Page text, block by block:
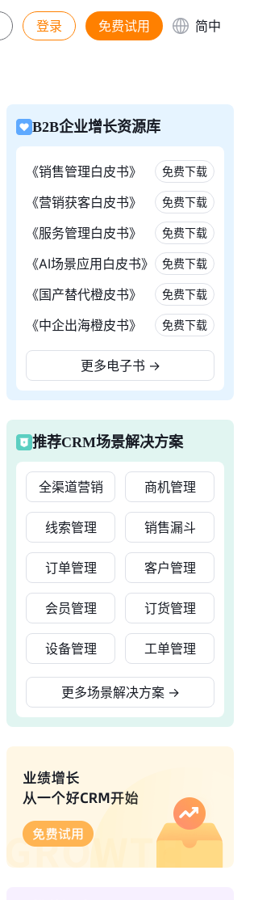
登录 免费试用 简中
B2B企业增长资源库
《销售管理白皮书》 免费下载
《营销获客白皮书》 免费下载
《服务管理白皮书》 免费下载
《AI场景应用白皮书》 免费下载
《国产替代橙皮书》 免费下载
《中企出海橙皮书》 免费下载
更多电子书 →
推荐CRM场景解决方案
全渠道营销 商机管理
线索管理 销售漏斗
订单管理 客户管理
会员管理 订货管理
设备管理 工单管理
更多场景解决方案 →